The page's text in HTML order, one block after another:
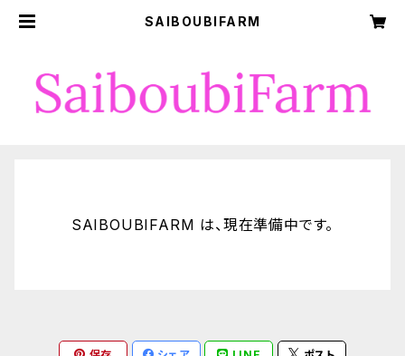
SAIBOUBIFARM
SAIBOUBIFARM は、現在準備中です。